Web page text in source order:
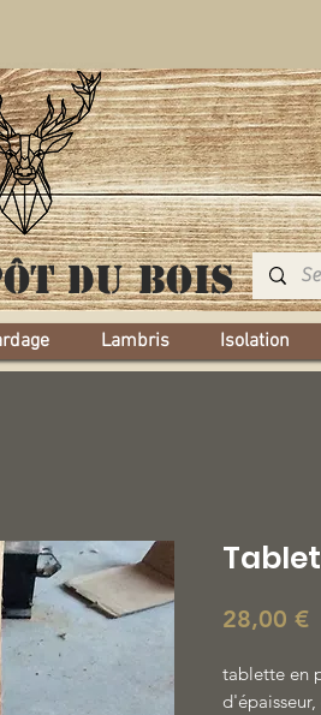
du bois
Lambris Isolation
28,00 €
tablette en